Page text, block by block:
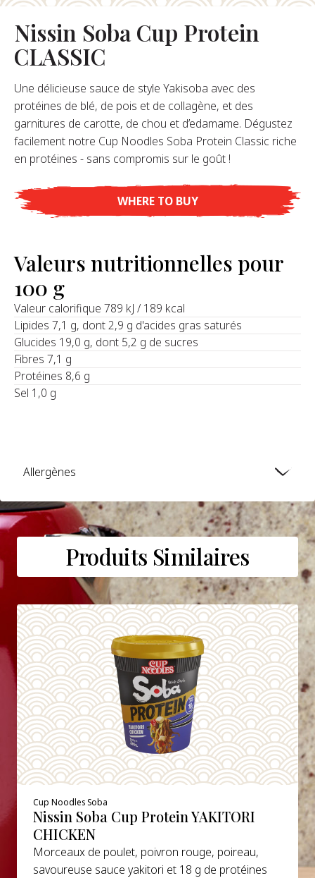
De Nous
Fondateur
Histoire
De L’entreprise
FAQ
Nissin Soba Cup Protein
CLASSIC
Une délicieuse sauce de style Yakisoba avec des
protéines de blé, de pois et de collagène, et des
garnitures de carotte, de chou et d’edamame. Dégustez
facilement notre Cup Noodles Soba Protein Classic riche
en protéines - sans compromis sur le goût !
WHERE TO BUY
Valeurs nutritionnelles pour
100 g
Valeur calorifique 789 kJ / 189 kcal
Lipides 7,1 g, dont 2,9 g d'acides gras saturés
Glucides 19,0 g, dont 5,2 g de sucres
Fibres 7,1 g
Protéines 8,6 g
Sel 1,0 g
Allergènes
Produits Similaires
Cup Noodles Soba
Nissin Soba Cup Protein YAKITORI
CHICKEN
Morceaux de poulet, poivron rouge, poireau,
savoureuse sauce yakitori et 18 g de protéines